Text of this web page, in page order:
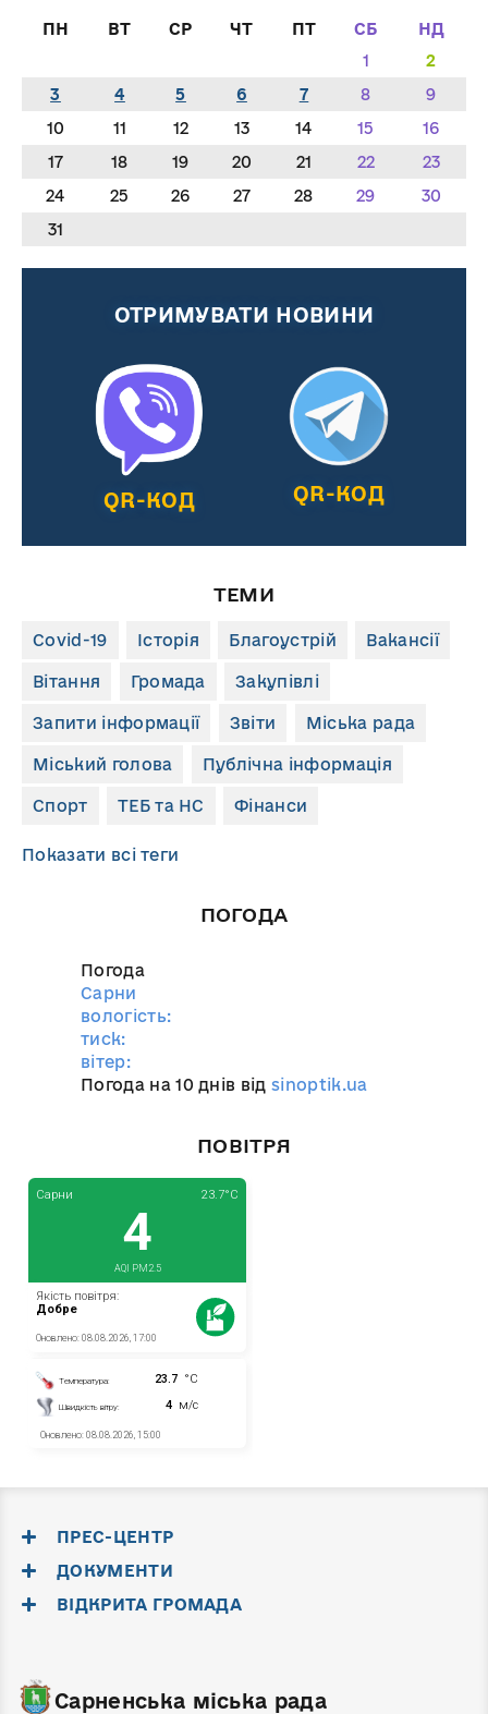
ПН ВТ СР ЧТ ПТ СБ
НД
1
2
3
4 5 6 7 8
9
10
11 12 13 14 15
16
17
18 19 20 21 22
23
24
25 26 27 28 29
30
31
ОТРИМУВАТИ НОВИНИ
QR-КОД QR-КОД
ТЕМИ
Covid-19 Історія Благоустрій Вакансії
Вітання Громада Закупівлі
Запити інформації Звіти Міська рада
Міський голова Публічна інформація
Спорт ТЕБ та НС Фінанси
Показати всі теги
ПОГОДА
Погода
Сарни
вологість:
тиск:
вітер:
Погода на 10 днів відsinoptik.ua
ПОВІТРЯ
ПРЕС-ЦЕНТР
ДОКУМЕНТИ
ВІДКРИТА ГРОМАДА
Сарненська міська рада